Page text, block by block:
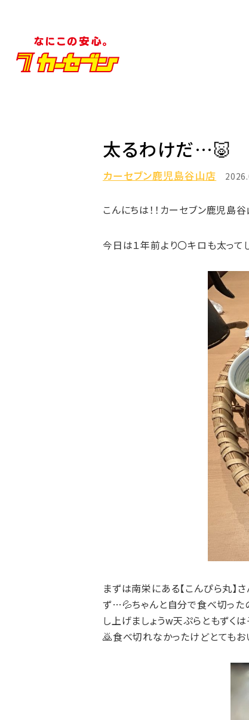
太るわけだ…🐷
カーセブン鹿児島谷山店
こんにちは！！カーセブン鹿児島
今日は１年前より〇キロも太っ
まずは南栄にある【こんぴら丸
ず…💦ちゃんと自分で食べ切った
し上げましょうw天ぷらともずく
🙇食べ切れなかったけどとても